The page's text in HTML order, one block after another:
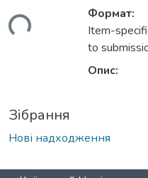
Формат:
Item-
to
Опис:
Зібрання
Нові надходження